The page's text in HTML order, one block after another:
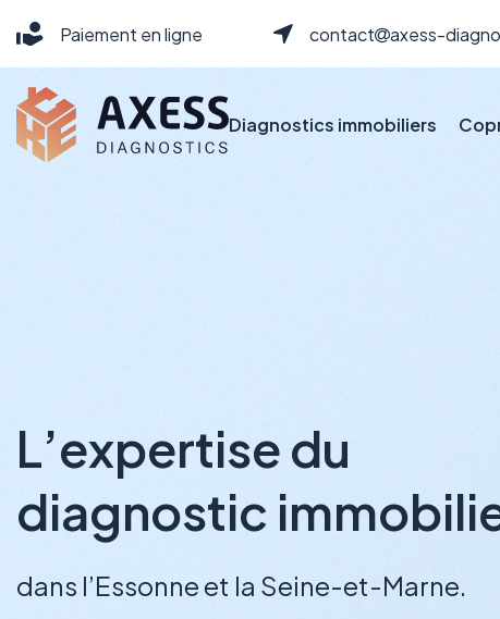
Paiement en ligne contact axess-
Diagnostics immobiliers
Respecter vos
avant-vente ou
et assurer la transaction de votre bien.